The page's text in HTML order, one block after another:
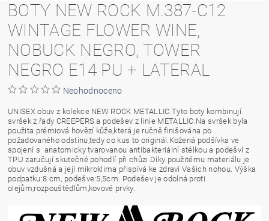
BOTY NEW ROCK M.387-C12
WINTAGE FLOWER WINE,
NOBUCK NEGRO, TOWER
NEGRO E14 PU + LATERAL
Neohodnoceno
UNISEX obuv z kolekce NEW ROCK METALLIC.Tyto boty kombinují
svršek z řady CREEPERS a podešev z linie METALLIC.Na svršek byla
použita prémiová hovězí kůže,která je ručně finišována po
požadovaného odstínu,tedy co kus to originál.Kožená podšívka ve
spojení s anatomicky tvarovanou antibakteriální stélkou a podešví z
TPU zaručují skutečné pohodlí při chůzi.Díky použitému materiálu je
obuv vzdušná a její mikroklima přispívá ke zdraví Vašich nohou. Výška
podpatku:8 cm, podešve:5,5cm. Podešev je odolná proti
olejům,rozpouštědlům,kovové prvky.